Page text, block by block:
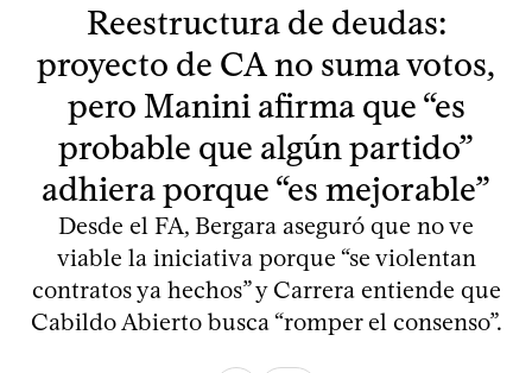
Reestructura de deudas:
proyecto de CA no suma votos,
pero Manini afirma que “es
probable que algún partido”
adhiera porque “es mejorable”
Desde el FA, Bergara aseguró que no ve
viable la iniciativa porque “se violentan
contratos ya hechos” y Carrera entiende que
Cabildo Abierto busca “romper el consenso”.